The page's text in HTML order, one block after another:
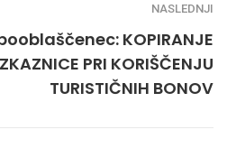
NASLEDNJI
KOPIRANJE
PRI KORIŠČENJU
TURISTIČNIH BONOV